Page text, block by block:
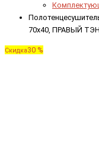
70x40, ПРАВЫЙ ТЭН
Скидка30 %